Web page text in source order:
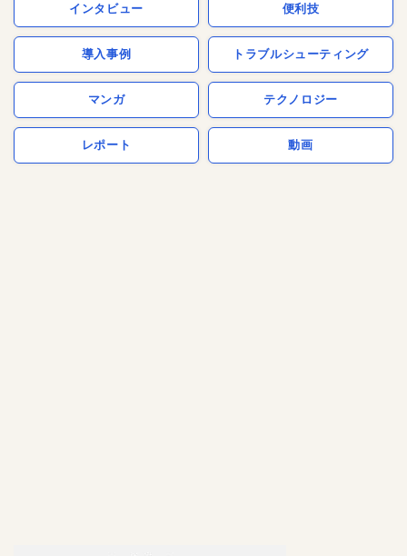
インタビュー 便利技
導入事例 トラブルシューティング
マンガ テクノロジー
レポート 動画